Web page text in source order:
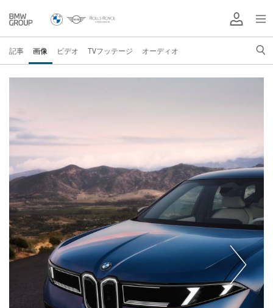
記事 画像 ビデオ TVフッテージ オーディオ